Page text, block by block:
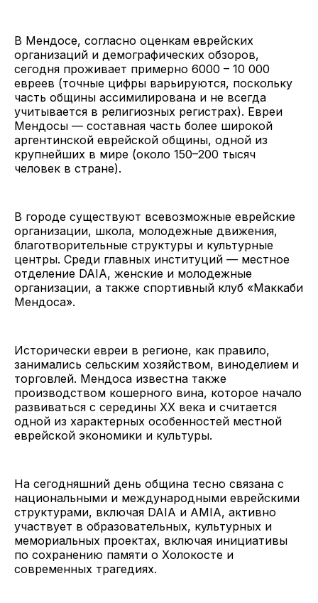
В Мендосе, согласно оценкам еврейских
организаций и демографических обзоров,
сегодня проживает примерно 6000 – 10 000
евреев (точные цифры варьируются, поскольку
часть общины ассимилирована и не всегда
учитывается в религиозных регистрах). Евреи
Мендосы — составная часть более широкой
аргентинской еврейской общины, одной из
крупнейших в мире (около 150–200 тысяч
человек в стране).
В городе существуют всевозможные еврейские
организации, школа, молодежные движения,
благотворительные структуры и культурные
центры. Среди главных институций — местное
отделение DAIA, женские и молодежные
организации, а также спортивный клуб «Маккаби
Мендоса».
Исторически евреи в регионе, как правило,
занимались сельским хозяйством, виноделием и
торговлей. Мендоса известна также
производством кошерного вина, которое начало
развиваться с середины XX века и считается
одной из характерных особенностей местной
еврейской экономики и культуры.
На сегодняшний день община тесно связана с
национальными и международными еврейскими
структурами, включая DAIA и AMIA, активно
участвует в образовательных, культурных и
мемориальных проектах, включая инициативы
по сохранению памяти о Холокосте и
современных трагедиях.